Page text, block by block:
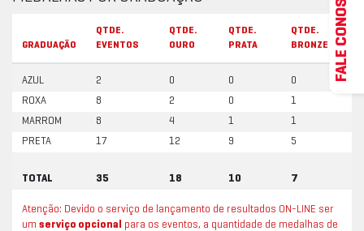
GRADUAÇÃO
QTDE.
EVENTOS
QTDE.
OURO
QTDE.
PRATA
QTDE.
BRONZE
AZUL 2 0 0 0
ROXA 8 2 0 1
MARROM 8 4 1 1
PRETA 17 12 9 5
TOTAL 35 18 10 7
Atenção: Devido o serviço de lançamento de resultados ON-LINE ser
um serviço opcional
para os eventos, a quantidade de medalhas de
FALE CONOSCO